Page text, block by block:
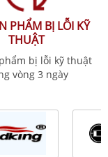
PHẨM BỊ LỖI KỸ
THUẬT
bị lỗi kỹ thuật
vòng 3 ngày